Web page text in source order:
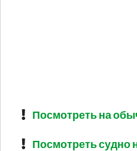
Посмотреть на
Посмотреть судно